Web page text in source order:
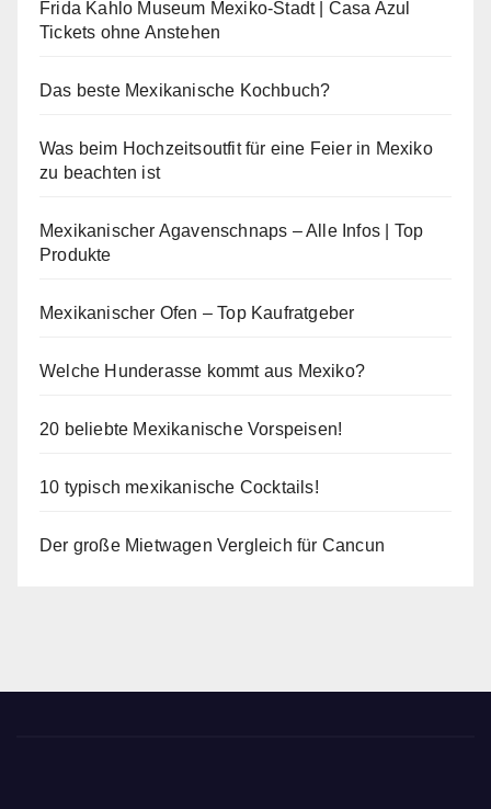
Frida Kahlo Museum Mexiko-Stadt | Casa Azul
Tickets ohne Anstehen
Das beste Mexikanische Kochbuch?
Was beim Hochzeitsoutfit für eine Feier in Mexiko
zu beachten ist
Mexikanischer Agavenschnaps – Alle Infos | Top
Produkte
Mexikanischer Ofen – Top Kaufratgeber
Welche Hunderasse kommt aus Mexiko?
20 beliebte Mexikanische Vorspeisen!
10 typisch mexikanische Cocktails!
Der große Mietwagen Vergleich für Cancun